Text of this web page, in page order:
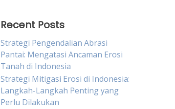
Recent Posts
Strategi Pengendalian Abrasi
Pantai: Mengatasi Ancaman Erosi
Tanah di Indonesia
Strategi Mitigasi Erosi di Indonesia:
Langkah-Langkah Penting yang
Perlu Dilakukan